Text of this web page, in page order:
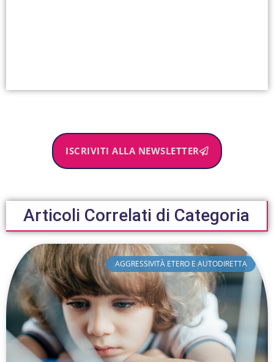
ISCRIVITI ALLA NEWSLETTER
Articoli Correlati di Categoria
AGGRESSIVITÀ ETERO E AUTODIRETTA